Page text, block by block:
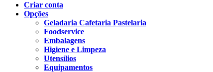
Criar conta
Opções
Geladaria Cafetaria Pastelaria
Foodservice
Embalagens
Higiene e Limpeza
Utensílios
Equipamentos